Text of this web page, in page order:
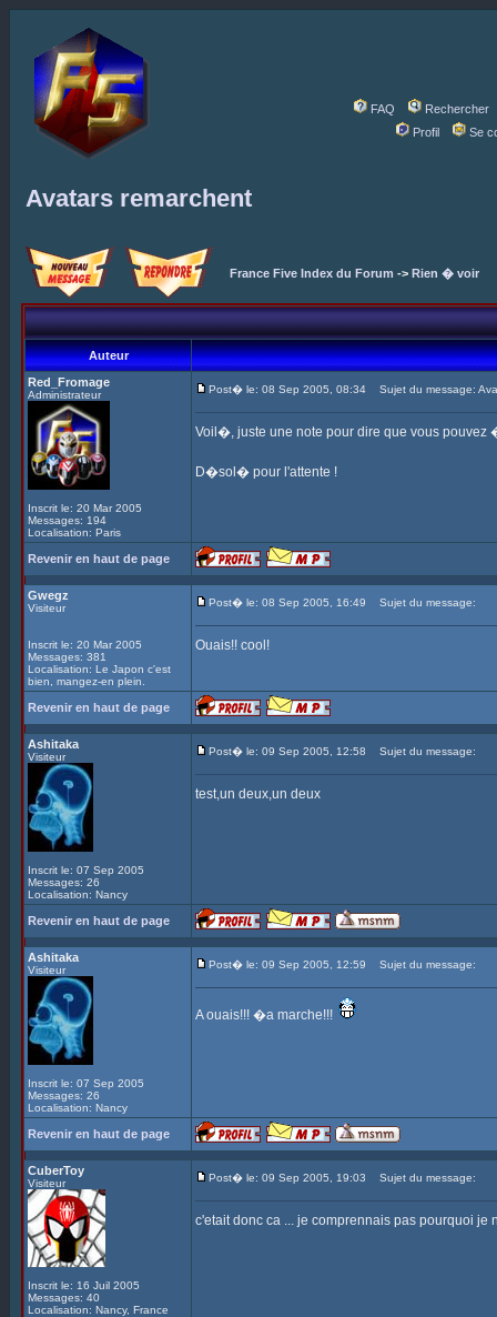
FAQ
Rechercher
Profil
Se
Avatars remarchent
France Five Index du Forum -> Rien � voir
Auteur
Red_Fromage
Administrateur
Inscrit le: 20 Mar 2005
Messages: 194
Localisation: Paris
Post� le: 08 Sep 2005, 08:34 Sujet du message:
Voil�, juste une note pour dire que vous pouvez
D�sol� pour l'attente !
Revenir en haut de page
Gwegz
Visiteur
Inscrit le: 20 Mar 2005
Messages: 381
Localisation: Le Japon c'est
bien, mangez-en plein.
Post� le: 08 Sep 2005, 16:49 Sujet du message:
Ouais!! cool!
Revenir en haut de page
Ashitaka
Visiteur
Inscrit le: 07 Sep 2005
Messages: 26
Localisation: Nancy
Post� le: 09 Sep 2005, 12:58 Sujet du message:
test,un deux,un deux
Revenir en haut de page
Ashitaka
Visiteur
Inscrit le: 07 Sep 2005
Messages: 26
Localisation: Nancy
Post� le: 09 Sep 2005, 12:59 Sujet du message:
A ouais!!! �a marche!!!
Revenir en haut de page
CuberToy
Visiteur
Inscrit le: 16 Juil 2005
Messages: 40
Localisation: Nancy, France
Post� le: 09 Sep 2005, 19:03 Sujet du message:
c'etait donc ca ... je comprennais pas pourquoi je